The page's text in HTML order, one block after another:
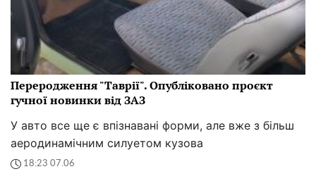
Переродження "Таврії". Опубліковано проєкт
гучної новинки від ЗАЗ
У авто все ще є впізнавані форми, але вже з більш
аеродинамічним силуетом кузова
18:23 07.06